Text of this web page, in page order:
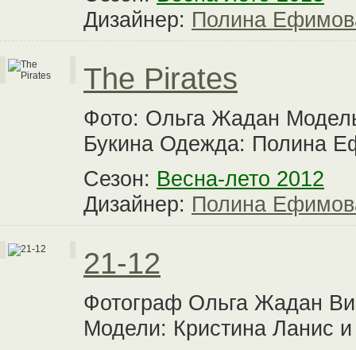
Дизайнер: Полина
The Pirates
Фото: Ольга Жадан
Букина Одежда: Полина
Сезон: Весна-лето 2012
Дизайнер: Полина
21-12
Фотограф Ольга Жадан
Модели: Кристина Ланис